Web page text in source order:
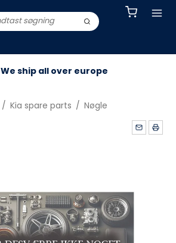
We ship all over europe
/ Kia spare parts / Nøgle